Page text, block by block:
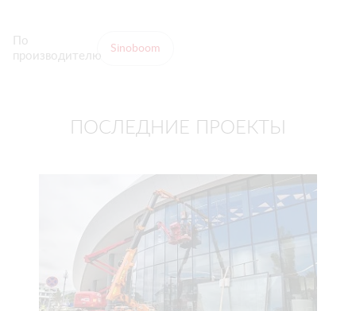
По
производителю
Sinoboom
ПОСЛЕДНИЕ ПРОЕКТЫ